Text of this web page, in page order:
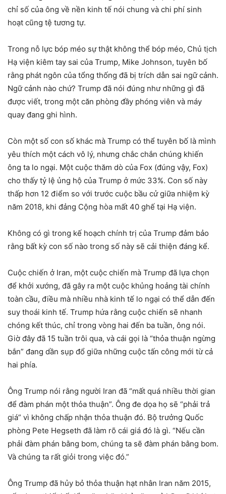
chỉ số của ông về nền kinh tế nói chung và chi phí sinh
hoạt cũng tệ tương tự.
Trong nỗ lực bóp méo sự thật không thể bóp méo, Chủ tịch
Hạ viện kiêm tay sai của Trump, Mike Johnson, tuyên bố
rằng phát ngôn của tổng thống đã bị trích dẫn sai ngữ cảnh.
Ngữ cảnh nào chứ? Trump đã nói đúng như những gì đã
được viết, trong một căn phòng đầy phóng viên và máy
quay đang ghi hình.
Còn một số con số khác mà Trump có thể tuyên bố là mình
yêu thích một cách vô lý, nhưng chắc chắn chúng khiến
ông ta lo ngại. Một cuộc thăm dò của Fox (đúng vậy, Fox)
cho thấy tỷ lệ ủng hộ của Trump ở mức 33%. Con số này
thấp hơn 12 điểm so với trước cuộc bầu cử giữa nhiệm kỳ
năm 2018, khi đảng Cộng hòa mất 40 ghế tại Hạ viện.
Không có gì trong kế hoạch chính trị của Trump đảm bảo
rằng bất kỳ con số nào trong số này sẽ cải thiện đáng kể.
Cuộc chiến ở Iran, một cuộc chiến mà Trump đã lựa chọn
để khởi xướng, đã gây ra một cuộc khủng hoảng tài chính
toàn cầu, điều mà nhiều nhà kinh tế lo ngại có thể dẫn đến
suy thoái kinh tế. Trump hứa rằng cuộc chiến sẽ nhanh
chóng kết thúc, chỉ trong vòng hai đến ba tuần, ông nói.
Giờ đây đã 15 tuần trôi qua, và cái gọi là “thỏa thuận ngừng
bắn” đang dần sụp đổ giữa những cuộc tấn công mới từ cả
hai phía.
Ông Trump nói rằng người Iran đã “mất quá nhiều thời gian
để đàm phán một thỏa thuận”. Ông đe dọa họ sẽ “phải trả
giá” vì không chấp nhận thỏa thuận đó. Bộ trưởng Quốc
phòng Pete Hegseth đã làm rõ cái giá đó là gì. “Nếu cần
phải đàm phán bằng bom, chúng ta sẽ đàm phán bằng bom.
Và chúng ta rất giỏi trong việc đó.”
Ông Trump đã hủy bỏ thỏa thuận hạt nhân Iran năm 2015,